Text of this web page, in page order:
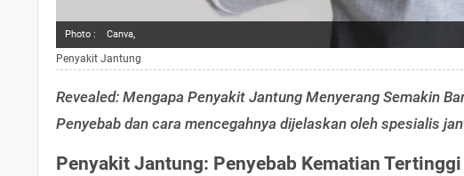
Photo : Canva,
Penyakit Jantung
Revealed: Mengapa Penyakit Jantung Menyerang Semakin
Penyebab dan cara mencegahnya dijelaskan oleh spesialis
Penyakit Jantung: Penyebab Kematian